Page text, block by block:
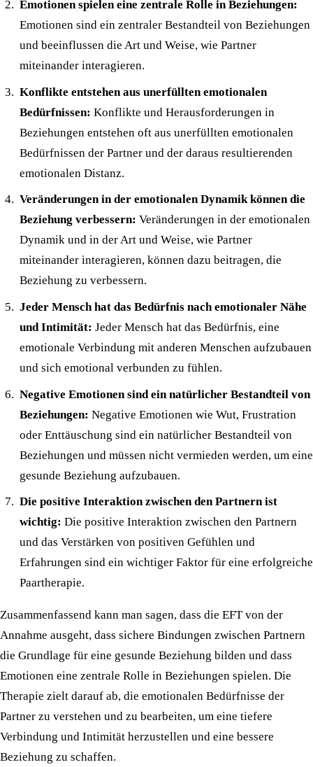
Emotionen spielen eine zentrale Rolle in Beziehungen:
Emotionen sind ein zentraler Bestandteil von Beziehungen
und beeinflussen die Art und Weise, wie Partner
miteinander interagieren.
Konflikte entstehen aus unerfüllten emotionalen
Bedürfnissen: Konflikte und Herausforderungen in
Beziehungen entstehen oft aus unerfüllten emotionalen
Bedürfnissen der Partner und der daraus resultierenden
emotionalen Distanz.
Veränderungen in der emotionalen Dynamik können die
Beziehung verbessern: Veränderungen in der emotionalen
Dynamik und in der Art und Weise, wie Partner
miteinander interagieren, können dazu beitragen, die
Beziehung zu verbessern.
Jeder Mensch hat das Bedürfnis nach emotionaler Nähe
und Intimität: Jeder Mensch hat das Bedürfnis, eine
emotionale Verbindung mit anderen Menschen aufzubauen
und sich emotional verbunden zu fühlen.
Negative Emotionen sind ein natürlicher Bestandteil von
Beziehungen: Negative Emotionen wie Wut, Frustration
oder Enttäuschung sind ein natürlicher Bestandteil von
Beziehungen und müssen nicht vermieden werden, um eine
gesunde Beziehung aufzubauen.
Die positive Interaktion zwischen den Partnern ist
wichtig: Die positive Interaktion zwischen den Partnern
und das Verstärken von positiven Gefühlen und
Erfahrungen sind ein wichtiger Faktor für eine erfolgreiche
Paartherapie.
Zusammenfassend kann man sagen, dass die EFT von der
Annahme ausgeht, dass sichere Bindungen zwischen Partnern
die Grundlage für eine gesunde Beziehung bilden und dass
Emotionen eine zentrale Rolle in Beziehungen spielen. Die
Therapie zielt darauf ab, die emotionalen Bedürfnisse der
Partner zu verstehen und zu bearbeiten, um eine tiefere
Verbindung und Intimität herzustellen und eine bessere
Beziehung zu schaffen.